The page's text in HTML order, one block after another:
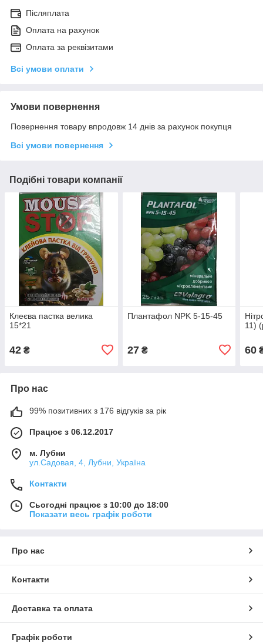
Післяплата
Оплата на рахунок
Оплата за реквізитами
Всі умови оплати
Умови повернення
Повернення товару впродовж 14 днів за рахунок покупця
Всі умови повернення
Подібні товари компанії
Клеєва пастка велика
15*21
42 ₴
Плантафол NPK 5-15-45
27₴
11)
60
Про нас
99% позитивних з 176 відгуків за рік
Працює з 06.12.2017
м. Лубни
ул.Садовая, 4, Лубни, Україна
Контакти
Сьогодні працює з 10:00 до 18:00
Показати весь графік роботи
Про нас
Контакти
Доставка та оплата
Графік роботи